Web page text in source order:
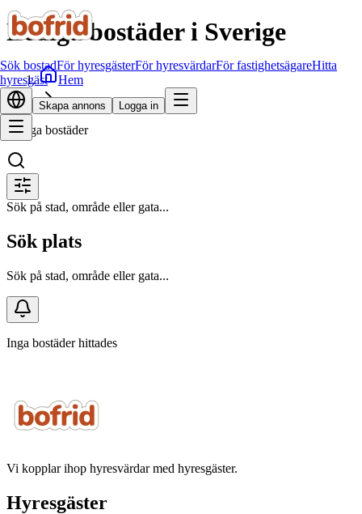
Sök bostadFör hyresgästerFör hyresvärdarFör fastighetsägareHitta
hyresgäst
Skapa annons Logga in
Lediga bostäder i Sverige
Hem
Sök bostad
Lediga bostäder
Sök på stad, område eller gata...
Sök plats
Sök på stad, område eller gata...
Inga bostäder hittades
Vi kopplar ihop hyresvärdar med hyresgäster.
Hyresgäster